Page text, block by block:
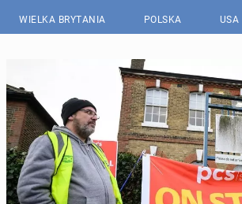
WIELKA BRYTANIA POLSKA USA